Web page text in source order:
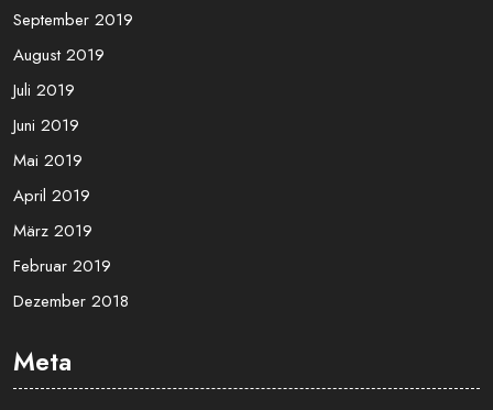
September 2019
August 2019
Juli 2019
Juni 2019
Mai 2019
April 2019
März 2019
Februar 2019
Dezember 2018
Meta